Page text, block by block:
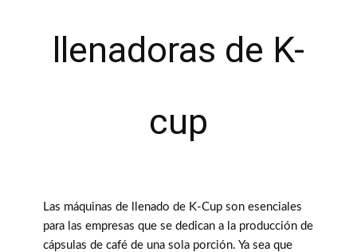
llenadoras de K-
cup
Las máquinas de llenado de K-Cup son esenciales
para las empresas que se dedican a la producción de
cápsulas de café de una sola porción. Ya sea que